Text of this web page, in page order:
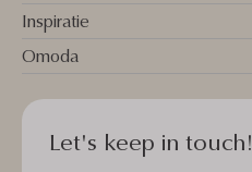
Inspiratie
Omoda
Let's keep in touch!